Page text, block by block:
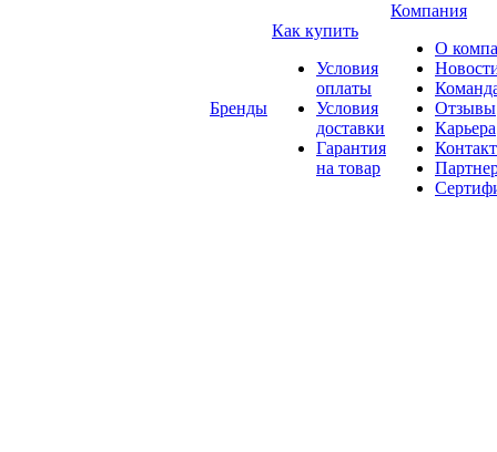
Бренды
Как купить
Условия
оплаты
Условия
доставки
Гарантия
на товар
Компания
О
Отзывы
Карьера